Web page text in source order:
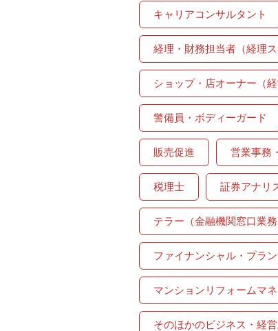
キャリアコンサルタント
経理・財務担当者（経理ス
ショップ・店オーナー（経
警備員・ボディーガード
販売促進 営業事務
税理士 証券アナリ
テラー（金融機関窓口業務
ファイナンシャル・プラ
マンションリフォームマ
そのほかのビジネス・経